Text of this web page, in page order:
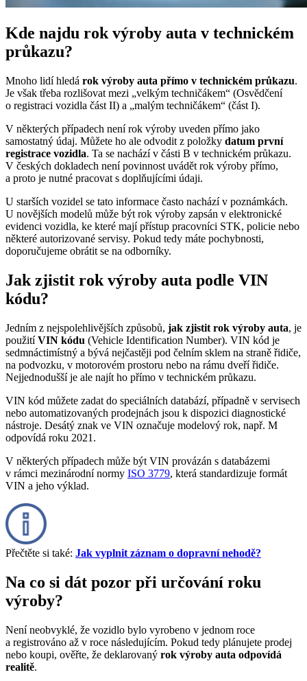
Kde najdu rok výroby auta v technickém
průkazu?
Mnoho lidí hledá rok výroby auta přímo v technickém průkazu.
Je však třeba rozlišovat mezi „velkým techničákem“ (Osvědčení
o registraci vozidla část II) a „malým techničákem“ (část I).
V některých případech není rok výroby uveden přímo jako
samostatný údaj. Můžete ho ale odvodit z položky datum první
registrace vozidla. Ta se nachází v části B v technickém průkazu.
V českých dokladech není povinnost uvádět rok výroby přímo,
a proto je nutné pracovat s doplňujícími údaji.
U starších vozidel se tato informace často nachází v poznámkách.
U novějších modelů může být rok výroby zapsán v elektronické
evidenci vozidla, ke které mají přístup pracovníci STK, policie nebo
některé autorizované servisy. Pokud tedy máte pochybnosti,
doporučujeme obrátit se na odborníky.
Jak zjistit rok výroby auta podle VIN
kódu?
Jedním z nejspolehlivějších způsobů, jak zjistit rok výroby auta, je
použitíVIN kódu (Vehicle Identification Number). VIN kód je
sedmnáctimístný a bývá nejčastěji pod čelním sklem na straně řidiče,
na podvozku, v motorovém prostoru nebo na rámu dveří řidiče.
Nejjednodušší je ale najít ho přímo v technickém průkazu.
VIN kód můžete zadat do speciálních databází, případně v servisech
nebo automatizovaných prodejnách jsou k dispozici diagnostické
nástroje. Desátý znak ve VIN označuje modelový rok, např. M
odpovídá roku 2021.
V některých případech může být VIN provázán s databázemi
v rámci mezinárodní normy ISO 3779, která standardizuje formát
VIN a jeho výklad.
Přečtěte si také: Jak vyplnit záznam o dopravní nehodě?
Na co si dát pozor při určování roku
výroby?
Není neobvyklé, že vozidlo bylo vyrobeno v jednom roce
a registrováno až v roce následujícím. Pokud tedy plánujete prodej
nebo koupi, ověřte, že deklarovaný rok výroby auta odpovídá
realitě.